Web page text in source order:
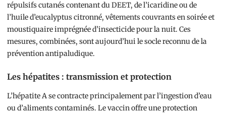
répulsifs cutanés contenant du DEET, de l’icaridine ou de
l’huile d’eucalyptus citronné, vêtements couvrants en soirée et
moustiquaire imprégnée d’insecticide pour la nuit. Ces
mesures, combinées, sont aujourd’hui le socle reconnu de la
prévention antipaludique.
Les hépatites : transmission et protection
L’hépatite A se contracte principalement par l’ingestion d’eau
ou d’aliments contaminés. Le vaccin offre une protection